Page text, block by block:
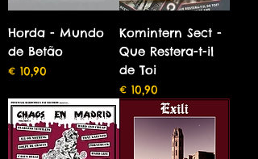
Horda - Mundo
de Betão
Preço
€ 10,90
Komintern Sect -
Que Restera-t-il
de Toi
Preço
€ 10,90